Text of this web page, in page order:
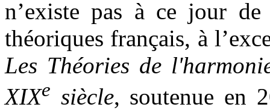
n’existe pas à ce jour
théoriques français, à
Les Théories de
XIXe siècle, soutenue en